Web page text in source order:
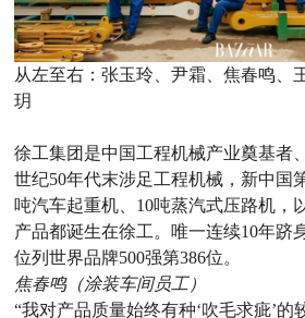
从左至右：张玉玲、尹霜、焦春鸣、
玥
徐工集团是中国工程机械产业奠基者
世纪50年代末涉足工程机械，新中国
吨汽车起重机、10吨蒸汽式压路机，
产品都诞生在徐工。唯一连续10年跻
位列世界品牌500强第386位。
焦春鸣（涂装车间员工）
“我对产品质量始终有种‘吹毛求疵’